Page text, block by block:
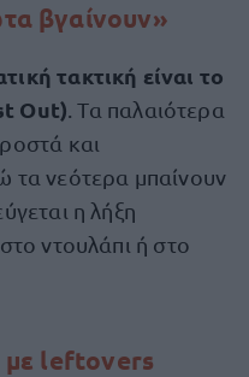
βγαίνουν»
τακτική είναι το
Out) . Τα παλαιότερα
και
τα νεότερα μπαίνουν
η λήξη
ντουλάπι ή στο
με leftovers